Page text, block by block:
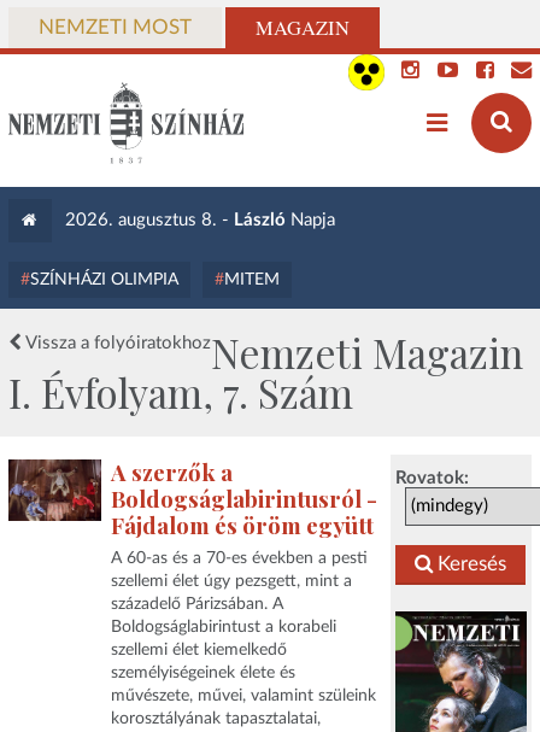
NEMZETI MOST MAGAZIN
2026. augusztus 8. - László Napja
SZÍNHÁZI OLIMPIA MITEM
Vissza a folyóiratokhozNemzeti Magazin
I. Évfolyam, 7. Szám
Rovatok:
Keresés
A szerzők a
Boldogságlabirintusról -
Fájdalom és öröm együtt
A 60-as és a 70-es években a pesti
szellemi élet úgy pezsgett, mint a
századelő Párizsában. A
Boldogságlabirintust a korabeli
szellemi élet kiemelkedő
személyiségeinek élete és
művészete, művei, valamint szüleink
korosztályának tapasztalatai,